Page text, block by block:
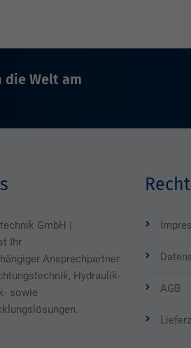
die Welt am
GmbH |
Ihr
Ansprechpartner
Hydraulik-
sowie
AGB